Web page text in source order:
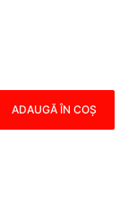
ADAUGĂ ÎN COȘ